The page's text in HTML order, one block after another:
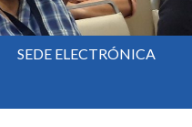
SEDE ELECTRÓNICA